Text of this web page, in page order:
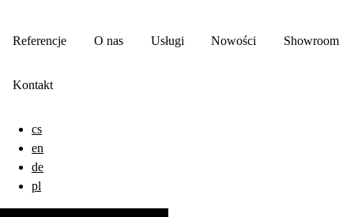
Referencje O nas Usługi Nowości Showroom
Kontakt
cs
en
de
pl